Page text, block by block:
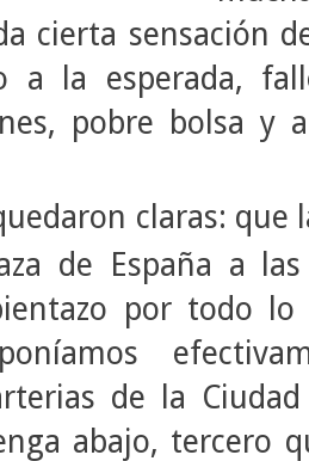
cierta sensación
a la esperada,
pobre bolsa
claras: que
de España a
por todo
de la
abajo, tercero